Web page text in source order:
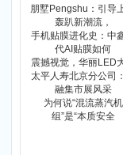
朋墅Pengshu：引导
轰趴新潮流，
手机贴膜进化史：中
代AI贴膜如何
震撼视觉，华丽LED
太平人寿北京分公司
融集市展风采
为何说“混流蒸汽机
组”是“本质安全